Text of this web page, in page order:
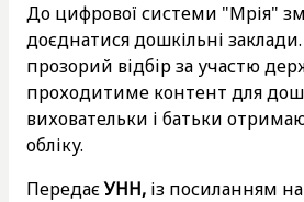
До цифрової системи "Мрія"
доєднатися дошкільні заклади.
прозорий відбір за участю
проходитиме контент для
виховательки і батьки
обліку.
ПередаєУНН, із посиланням на